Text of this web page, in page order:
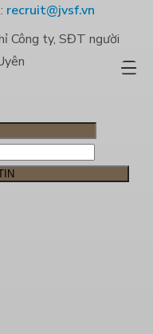
recruit@jvsf.vn
Công ty, SĐT người